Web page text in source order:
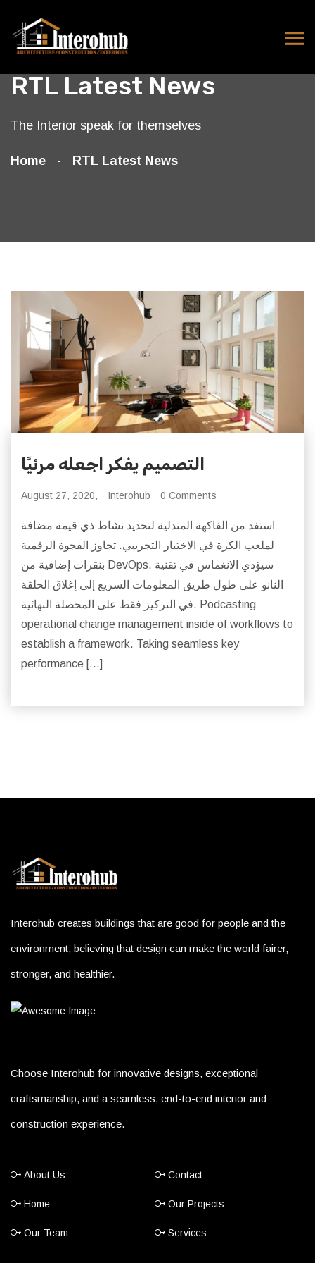
RTL Latest News
The Interior speak for themselves
Home RTL Latest News
التصميم يفكر اجعله مرئيًا
August 27, 2020, Interohub 0 Comments
استفد من الفاكهة المتدلية لتحديد نشاط ذي قيمة مضافة
لملعب الكرة في الاختبار التجريبي. تجاوز الفجوة الرقمية
بنقرات إضافية من DevOps. سيؤدي الانغماس في تقنية
النانو على طول طريق المعلومات السريع إلى إغلاق الحلقة
في التركيز فقط على المحصلة النهائية. Podcasting
operational change management inside of workflows to
establish a framework. Taking seamless key
performance […]
Interohub creates buildings that are good for people and the
environment, believing that design can make the world fairer,
stronger, and healthier.
Choose Interohub for innovative designs, exceptional
craftsmanship, and a seamless, end-to-end interior and
construction experience.
About Us Contact
Home Our Projects
Our Team Services